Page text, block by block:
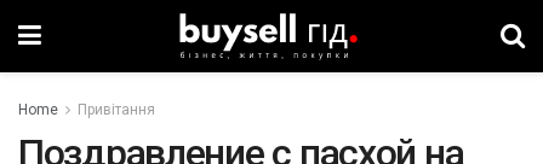
Home Привітання
Поздравление с пасхой на